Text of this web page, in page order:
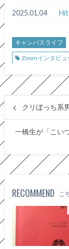
2025.01.04
キャンパスライフ
Zoomインタビュ
クリぼっち系
一橋生が「こい
RECOMMEND こ